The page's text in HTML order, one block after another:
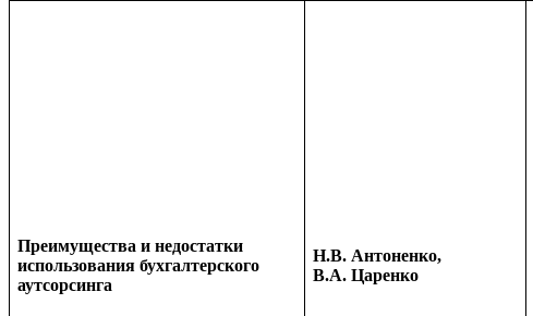
Преимущества и недостатки
использования бухгалтерского
аутсорсинга
Н.В. Антоненко,
В.А. Царенко